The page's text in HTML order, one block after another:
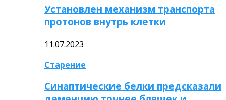
Установлен механизм транспорта
протонов внутрь клетки
11.07.2023
Старение
Синаптические белки предсказали